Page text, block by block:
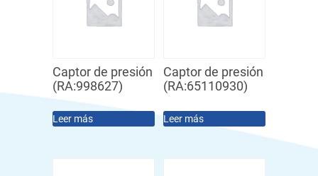
Captor de presión
(RA:998627)
Leer más
Captor de presión
(RA:65110930)
Leer más